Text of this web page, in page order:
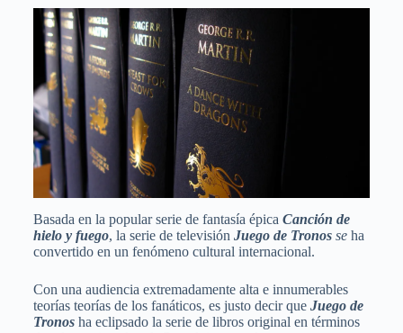
Basada en la popular serie de fantasía épica Canción de
hielo y fuego, la serie de televisión Juego de Tronosseha
convertido en un fenómeno cultural internacional.
Con una audiencia extremadamente alta e innumerables
teorías teorías de los fanáticos, es justo decir que Juego de
Tronosha eclipsado la serie de libros original en términos